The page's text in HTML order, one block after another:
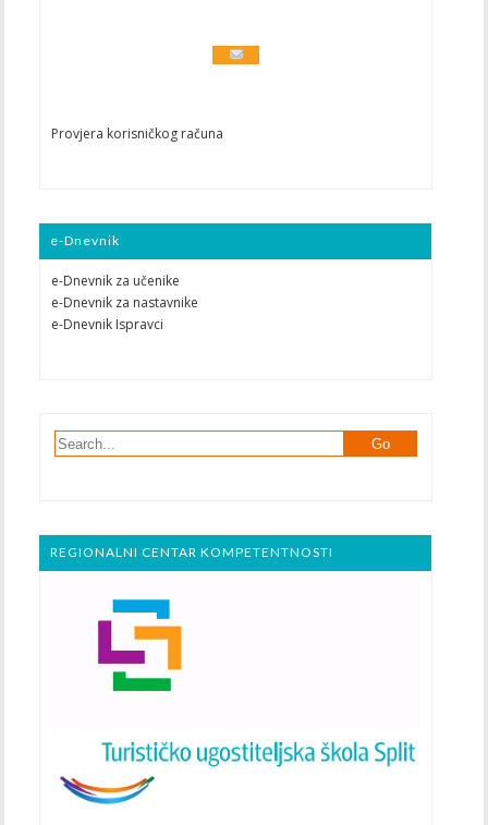
Provjera korisničkog računa
e-Dnevnik
e-Dnevnik za učenike
e-Dnevnik za nastavnike
e-Dnevnik Ispravci
REGIONALNI CENTAR KOMPETENTNOSTI